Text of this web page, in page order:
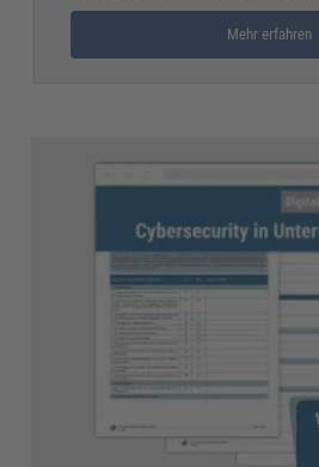
Mehr erfahren